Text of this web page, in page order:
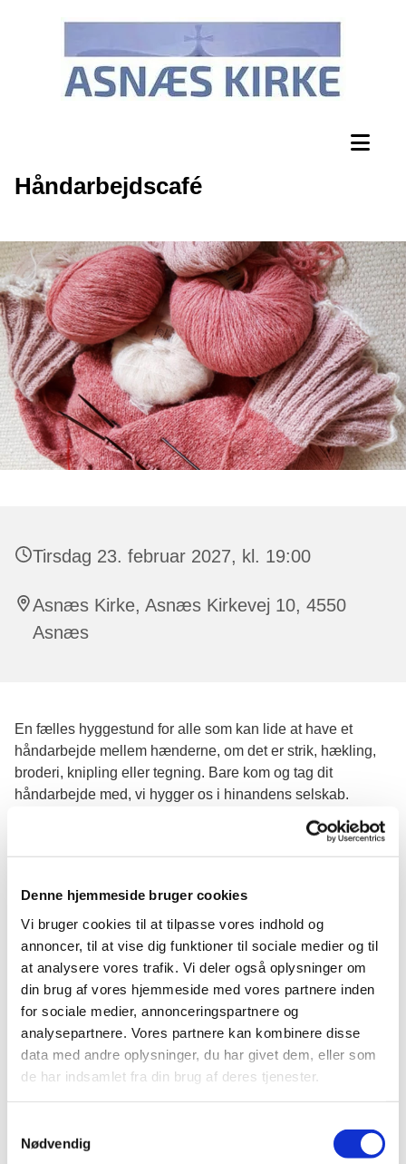
Denne hjemmeside bruger cookies
Vi bruger cookies til at tilpasse vores indhold og
annoncer, til at vise dig funktioner til sociale medier og til
at analysere vores trafik. Vi deler også oplysninger om
din brug af vores hjemmeside med vores partnere inden
for sociale medier, annonceringspartnere og
analysepartnere. Vores partnere kan kombinere disse
data med andre oplysninger, du har givet dem, eller som
de har indsamlet fra din brug af deres tjenester.
Nødvendig
Håndarbejdscafé
Tirsdag 23. februar 2027, kl. 19:00
Asnæs Kirke, Asnæs Kirkevej 10, 4550
Asnæs
En fælles hyggestund for alle som kan lide at have et
håndarbejde mellem hænderne, om det er strik, hækling,
broderi, knipling eller tegning. Bare kom og tag dit
håndarbejde med, vi hygger os i hinandens selskab.
Der er også mulighed for at strikke dåbsklude til kirken.